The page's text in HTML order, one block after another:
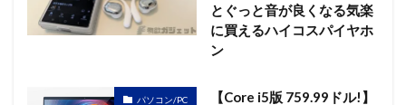
とぐっと音が良くなる気楽
に買えるハイコスパイヤホ
ン
パソコン/PC
【Core i5版 759.99ドル!】